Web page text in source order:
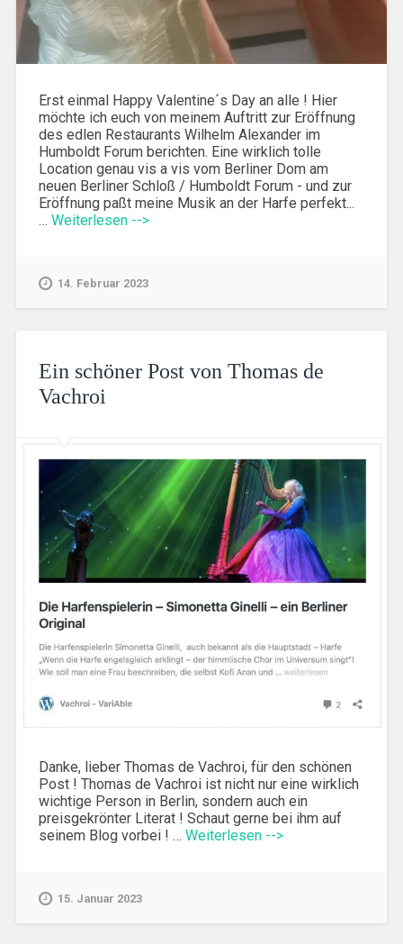
Erst einmal Happy Valentine´s Day an alle ! Hier
möchte ich euch von meinem Auftritt zur Eröffnung
des edlen Restaurants Wilhelm Alexander im
Humboldt Forum berichten. Eine wirklich tolle
Location genau vis a vis vom Berliner Dom am
neuen Berliner Schloß / Humboldt Forum - und zur
Eröffnung paßt meine Musik an der Harfe perfekt...
… Weiterlesen -->
14. Februar 2023
Ein schöner Post von Thomas de
Vachroi
Danke, lieber Thomas de Vachroi, für den schönen
Post ! Thomas de Vachroi ist nicht nur eine wirklich
wichtige Person in Berlin, sondern auch ein
preisgekrönter Literat ! Schaut gerne bei ihm auf
seinem Blog vorbei ! … Weiterlesen -->
15. Januar 2023